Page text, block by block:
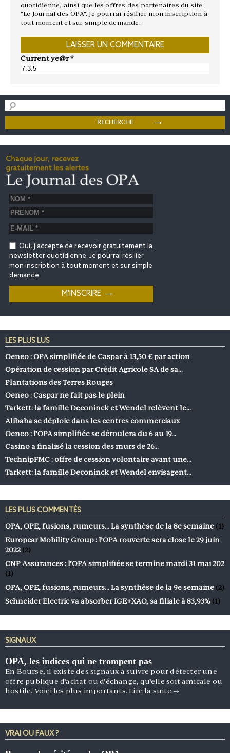
quotidienne, ainsi que les offres des partenaires du site
"Le Journal des OPA". Je pourrai résilier mon inscription à
tout moment et sur simple demande.
Current ye@r*
Oui, j'accepte de recevoir gratuitement la
newsletter quotidienne. Je pourrai résilier
mon inscription à tout moment et sur simple
demande.
LES PLUS LUS
Oeneo : OPA simplifiée de Caspar à 13,50 € par action
Opération de cession par Crédit Agricole SA de sa…
Plantations des Terres Rouges
Oeneo : Caspar ne fait pas le plein
Tarkett: la famille Deconinck et Wendel relèvent le…
Alibaba se déploie dans les centres commerciaux
Oeneo : l’OPA simplifiée se déroulera du 6 au 19…
Casino a finalisé la cession des murs de 26…
TechnipFMC : offre de cession volontaire avant une…
Tarkett: la famille Deconinck et Wendel envisagent…
LES PLUS COMMENTÉS
OPA, OPE, fusions, rumeurs… La synthèse de la 8e semaine (1)
Europcar Mobility Group : l’OPA rouverte sera close le 29 juin
2022 (2)
CNP Assurances : l’OPA simplifiée se termine mardi 31 mai 202
(1)
OPA, OPE, fusions, rumeurs… La synthèse de la 9e semaine (2)
Schneider Electric va absorber IGE+XAO, sa filiale à 83,93% (1)
SIGNAUX
OPA, les indices qui ne trompent pas
En Bourse, il existe des signaux à suivre pour détecter une
offre publique d’achat ou d’échange, qu’elle soit amicale ou
hostile. Voici les plus importants.Lire la suite →
VRAI OU FAUX ?